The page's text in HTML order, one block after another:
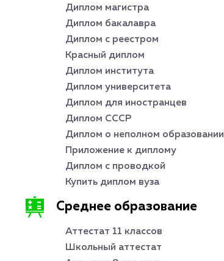
Диплом магистра
Диплом бакалавра
Диплом с реестром
Красный диплом
Диплом института
Диплом университета
Диплом для иностранцев
Диплом СССР
Диплом о неполном образовании
Приложение к диплому
Диплом с проводкой
Купить диплом вуза
Среднее образование
Аттестат 11 классов
Школьный аттестат